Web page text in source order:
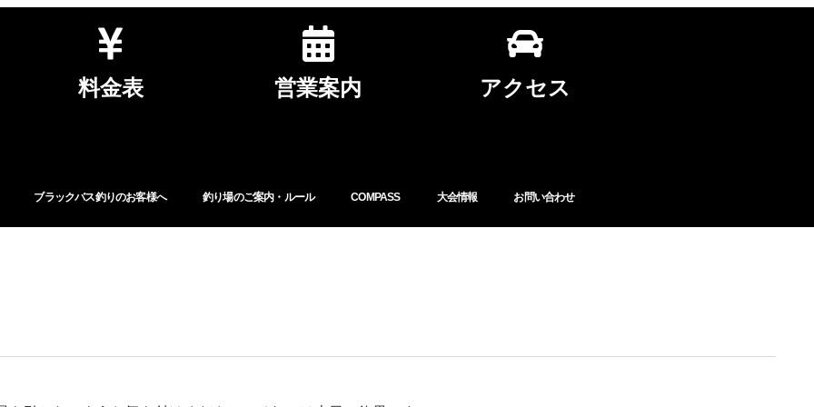
料金表 営業案内 アクセス
ブラックバス釣りのお客様へ 釣り場のご案内・ルール COMPASS 大会情報 お問い合わせ